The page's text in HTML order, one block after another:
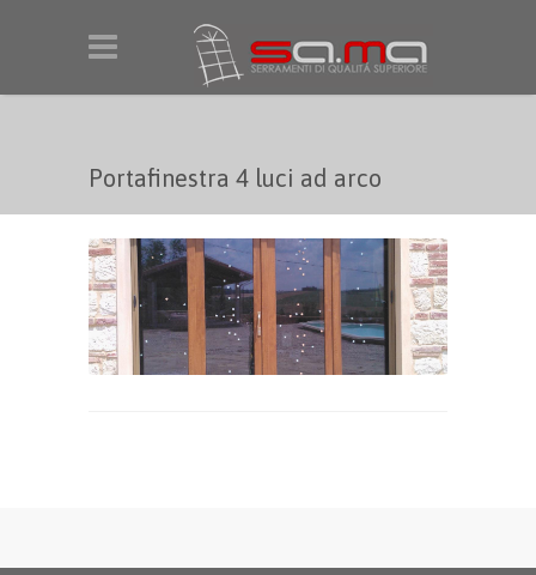
Portafinestra 4 luci ad arco